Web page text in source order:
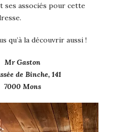
ses associés pour cette
qu’à la découvrir aussi !
Mr Gaston
de Binche, 141
7000 Mons